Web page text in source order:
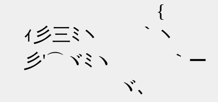
{ ! _,,
ｨ彡三ﾐヽ ｀ヽ ,
彡'⌒ヾﾐヽ ｀ー
ヾ､ /iiiｉｲ!